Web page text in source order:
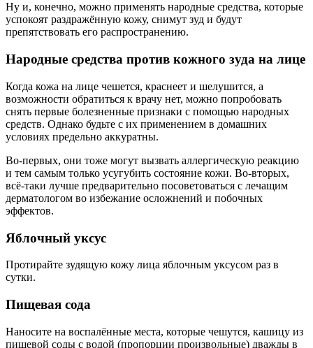
Ну и, конечно, можно применять народные средства, которые
успокоят раздражённую кожу, снимут зуд и будут
препятствовать его распространению.
Народные средства против кожного зуда на лице
Когда кожа на лице чешется, краснеет и шелушится, а
возможности обратиться к врачу нет, можно попробовать
снять первые болезненные признаки с помощью народных
средств. Однако будьте с их применением в домашних
условиях предельно аккуратны.
Во-первых, они тоже могут вызвать аллергическую реакцию
и тем самым только усугубить состояние кожи. Во-вторых,
всё-таки лучше предварительно посоветоваться с лечащим
дерматологом во избежание осложнений и побочных
эффектов.
Яблочный уксус
Протирайте зудящую кожу лица яблочным уксусом раз в
сутки.
Пищевая сода
Наносите на воспалённые места, которые чешутся, кашицу из
пищевой соды с водой (пропорции произвольные) дважды в